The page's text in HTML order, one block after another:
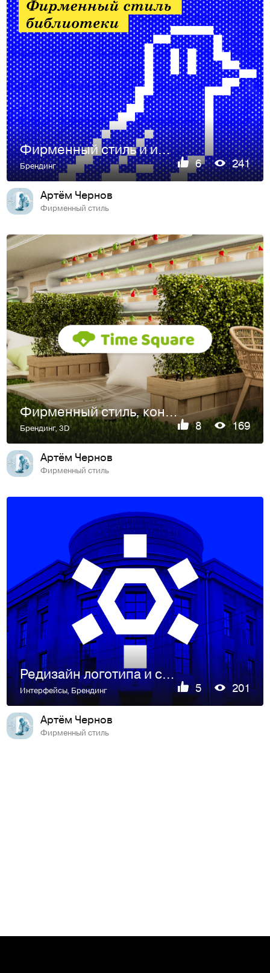
Фирменный стиль и идея для современной библиотеки
Брендинг 6 241
Артём Чернов
Фирменный стиль
Фирменный стиль, концепция и дизайн интерьера тайм кафе
Брендинг,3D 8 169
Артём Чернов
Фирменный стиль
Редизайн логотипа и сайта университета
Интерфейсы, Брендинг 5 201
Артём Чернов
Фирменный стиль